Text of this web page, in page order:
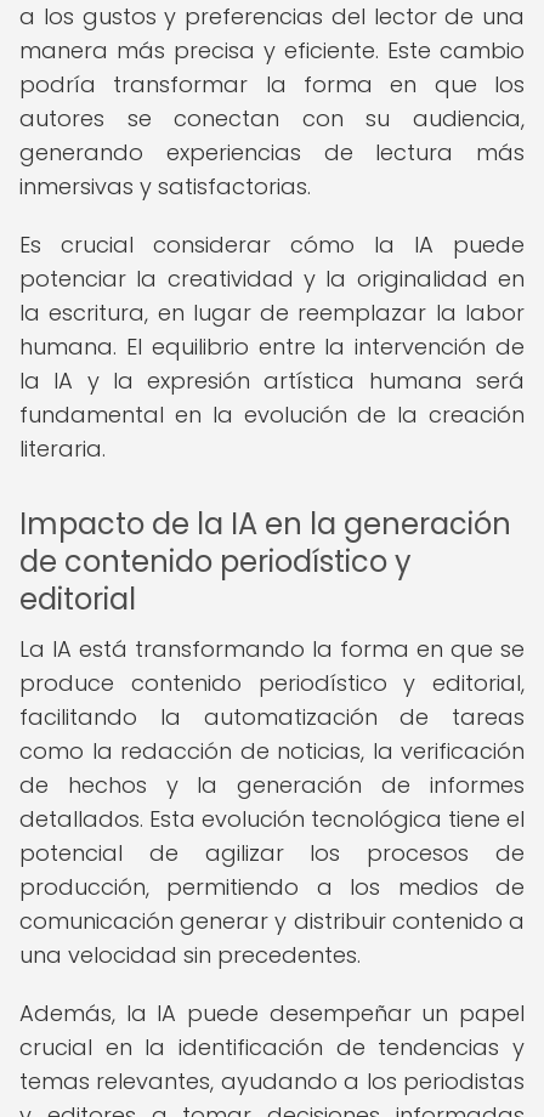
a los gustos y preferencias del lector de una
manera más precisa y eficiente. Este cambio
podría transformar la forma en que los
autores se conectan con su audiencia,
generando experiencias de lectura más
inmersivas y satisfactorias.
Es crucial considerar cómo la IA puede
potenciar la creatividad y la originalidad en
la escritura, en lugar de reemplazar la labor
humana. El equilibrio entre la intervención de
la IA y la expresión artística humana será
fundamental en la evolución de la creación
literaria.
Impacto de la IA en la generación
de contenido periodístico y
editorial
La IA está transformando la forma en que se
produce contenido periodístico y editorial,
facilitando la automatización de tareas
como la redacción de noticias, la verificación
de hechos y la generación de informes
detallados. Esta evolución tecnológica tiene el
potencial de agilizar los procesos de
producción, permitiendo a los medios de
comunicación generar y distribuir contenido a
una velocidad sin precedentes.
Además, la IA puede desempeñar un papel
crucial en la identificación de tendencias y
temas relevantes, ayudando a los periodistas